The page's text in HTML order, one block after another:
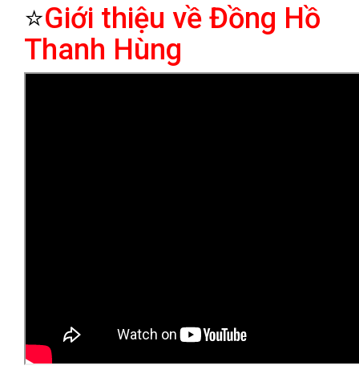
⭐Giới thiệu về Đồng Hồ
Thanh Hùng